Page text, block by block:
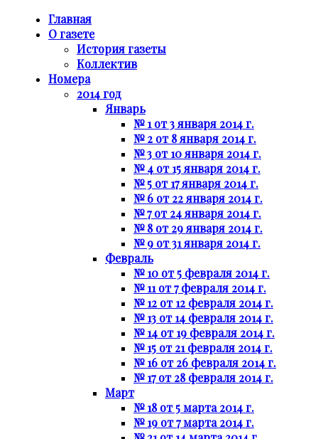
Главная
О газете
История газеты
Коллектив
Номера
2014 год
Январь
№ 1 от 3 января 2014 г.
№ 2 от 8 января 2014 г.
№ 3 от 10 января 2014 г.
№ 4 от 15 января 2014 г.
№ 5 от 17 января 2014 г.
№ 6 от 22 января 2014 г.
№ 7 от 24 января 2014 г.
№ 8 от 29 января 2014 г.
№ 9 от 31 января 2014 г.
Февраль
№ 10 от 5 февраля 2014 г.
№ 11 от 7 февраля 2014 г.
№ 12 от 12 февраля 2014 г.
№ 13 от 14 февраля 2014 г.
№ 14 от 19 февраля 2014 г.
№ 15 от 21 февраля 2014 г.
№ 16 от 26 февраля 2014 г.
№ 17 от 28 февраля 2014 г.
Март
№ 18 от 5 марта 2014 г.
№ 19 от 7 марта 2014 г.